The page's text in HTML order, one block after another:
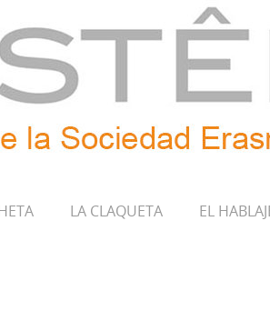
LA CLAQUETA EL